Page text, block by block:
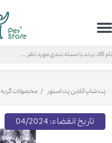
حساب کاربری من
خروج از حساب کاربری
پت شاپ آنلاین پت استور محصولات گربه
تاریخ انقضاء: 04/2024